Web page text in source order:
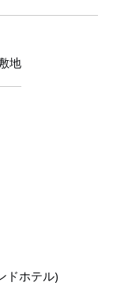
地
ドホテル)